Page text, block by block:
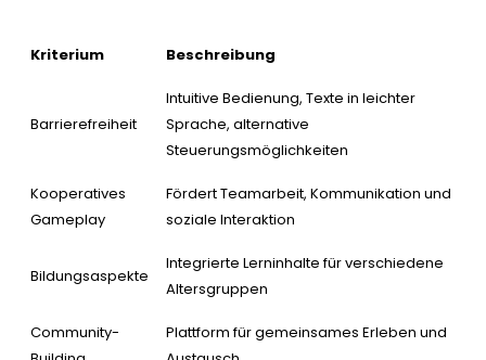
Kriterium Beschreibung
Barrierefreiheit
Intuitive Bedienung, Texte in leichter
Sprache, alternative
Steuerungsmöglichkeiten
Kooperatives
Gameplay
Fördert Teamarbeit, Kommunikation und
soziale Interaktion
Bildungsaspekte
Integrierte Lerninhalte für verschiedene
Altersgruppen
Community-
Plattform für gemeinsames Erleben und